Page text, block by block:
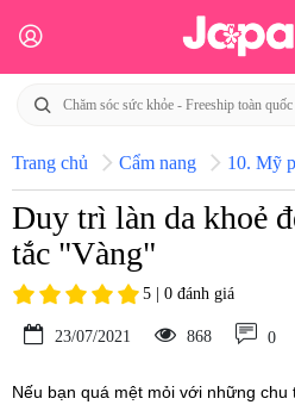
Trang chủ Cẩm nang 10. Mỹ
Duy trì làn da khoẻ
tắc "Vàng"
5 | 0 đánh giá
23/07/2021 868 0
Nếu bạn quá mệt mỏi với những